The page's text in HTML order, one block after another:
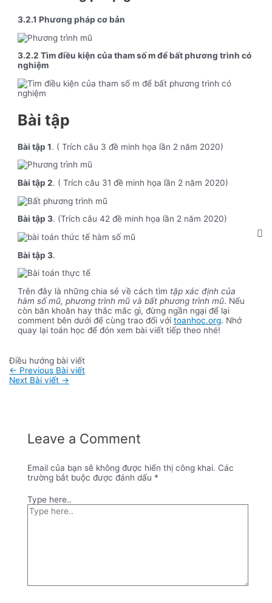
3.2.1 Phương pháp cơ bản
3.2.2 Tìm điều kiện của tham số m để bất phương trình có
nghiệm
Bài tập
Bài tập 1. ( Trích câu 3 đề minh họa lần 2 năm 2020)
Bài tập 2. ( Trích câu 31 đề minh họa lần 2 năm 2020)
Bài tập 3. (Trích câu 42 đề minh họa lần 2 năm 2020)
Bài tập 3.
Trên đây là những chia sẻ về cách tìm tập xác định của
hàm số mũ, phương trình mũ và bất phương trình mũ. Nếu
còn băn khoăn hay thắc mắc gì, đừng ngần ngại để lại
comment bên dưới để cùng trao đổi vớitoanhoc.org. Nhớ
quay lại toán học để đón xem bài viết tiếp theo nhé!
Điều hướng bài viết
← Previous Bài viết
Next Bài viết →
Leave a Comment
Email của bạn sẽ không được hiển thị công khai. Các
trường bắt buộc được đánh dấu *
Type here..